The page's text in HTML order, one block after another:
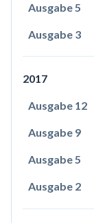
Ausgabe 5
Ausgabe 3
2017
Ausgabe 12
Ausgabe 9
Ausgabe 5
Ausgabe 2